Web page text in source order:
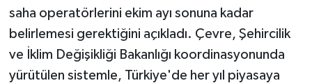
saha operatörlerini ekim ayı sonuna kadar
belirlemesi gerektiğini açıkladı. Çevre, Şehircilik
ve İklim Değişikliği Bakanlığı koordinasyonunda
yürütülen sistemle, Türkiye'de her yıl piyasaya